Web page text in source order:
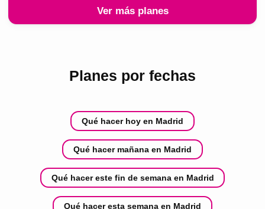
Ver más planes
Planes por fechas
Qué hacer hoy en Madrid
Qué hacer mañana en Madrid
Qué hacer este fin de semana en Madrid
Qué hacer esta semana en Madrid